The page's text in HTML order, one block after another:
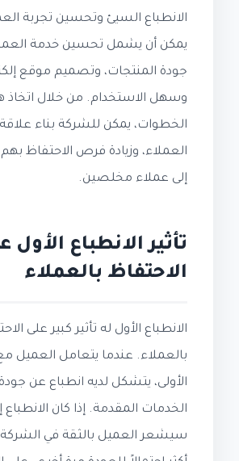
الانطباع السيئ وتحسين تجربة
يمكن أن يشمل تحسين خدمة
جودة المنتجات، وتصميم موقع
وسهل الاستخدام. من خلال اتخاذ
الخطوات، يمكن للشركة بناء علاقة
العملاء، وزيادة فرص الاحتفاظ
إلى عملاء مخلصين.
تأثير الانطباع الأول
الاحتفاظ بالعملاء
الانطباع الأول له تأثير كبير على
بالعملاء. عندما يتعامل العميل
الأولى، يتشكل لديه انطباع عن
الخدمات المقدمة. إذا كان الانطباع
سيشعر العميل بالثقة في